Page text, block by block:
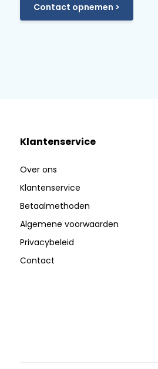
Contact opnemen >
Klantenservice
Over ons
Klantenservice
Betaalmethoden
Algemene voorwaarden
Privacybeleid
Contact